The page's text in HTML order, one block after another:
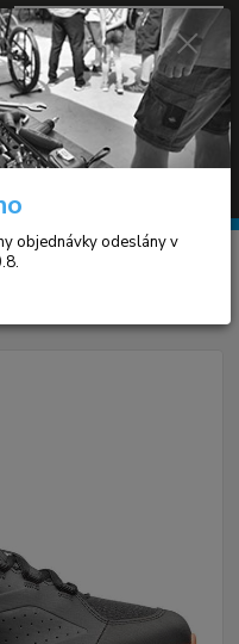
Menu
za0 Kč
objednávky odeslány v